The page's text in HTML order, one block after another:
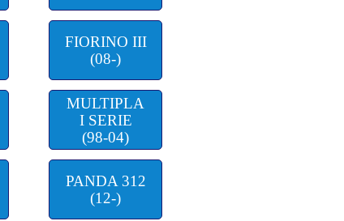
FIORINO III
(08-)
MULTIPLA
I SERIE
(98-04)
PANDA 312
(12-)